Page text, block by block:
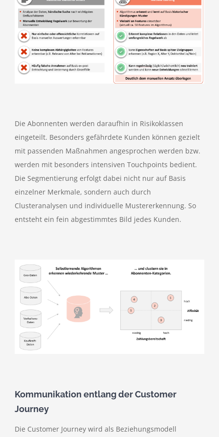
Die Abonnenten werden daraufhin in Risikoklassen
eingeteilt. Besonders gefährdete Kunden können gezielt
mit passenden Maßnahmen angesprochen werden bzw.
werden mit besonders intensiven Touchpoints bedient.
Die Segmentierung erfolgt dabei nicht nur auf Basis
einzelner Merkmale, sondern auch durch
Clusteranalysen und individuelle Mustererkennung. So
entsteht ein fein abgestimmtes Bild jedes Kunden.
Kommunikation entlang der Customer
Journey
Die Customer Journey wird als Beziehungsmodell